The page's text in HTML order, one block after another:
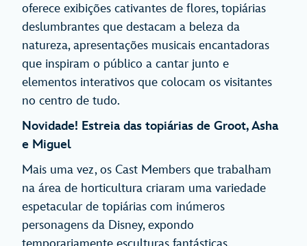
oferece exibições cativantes de flores, topiárias
deslumbrantes que destacam a beleza da
natureza, apresentações musicais encantadoras
que inspiram o público a cantar junto e
elementos interativos que colocam os visitantes
no centro de tudo.
Novidade! Estreia das topiárias de Groot, Asha
e Miguel
Mais uma vez, os Cast Members que trabalham
na área de horticultura criaram uma variedade
espetacular de topiárias com inúmeros
personagens da Disney, expondo